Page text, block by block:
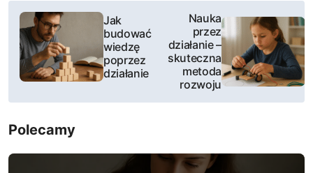
N
w
i
g
a
Jak
budować
wiedzę
poprzez
działanie
Nauka
przez
działanie –
skuteczna
metoda
rozwoju
Polecamy